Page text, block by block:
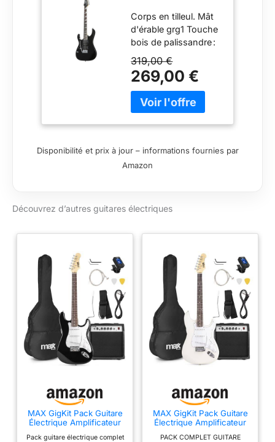
électrique
Corps en tilleul. Mât
d'érable grg1 Touche
bois de palissandre :
Palo 24 frettes
medium psnd1
humbucker sur cou
psnds Single Coil en
position moyenne et
Couleur : Black Night
d'érable grg1 Touche
medium psnd1
psnds Single Coil en
psnd2 humbucker en
position pont
319,00 €
269,00 €
Disponibilité et prix à jour – informations fournies par
Amazon
Découvrez d’autres guitares électriques
MAX GigKit Pack Guitare
Électrique Amplificateur
Pack guitare électrique complet
MAX GigKit Pack Guitare
Électrique Amplificateur
PACK COMPLET GUITARE